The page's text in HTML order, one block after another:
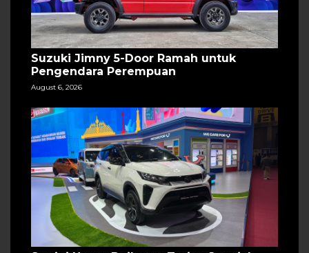
Suzuki Jimny 5-Door Ramah untuk
Pengendara Perempuan
August 6, 2026